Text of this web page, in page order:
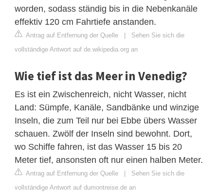
worden, sodass ständig bis in die Nebenkanäle
effektiv 120 cm Fahrtiefe anstanden.
Antrag auf Entfernung der Quelle | Sehen Sie sich die
vollständige Antwort auf de.wikipedia.org an
Wie tief ist das Meer in Venedig?
Es ist ein Zwischenreich, nicht Wasser, nicht
Land: Sümpfe, Kanäle, Sandbänke und winzige
Inseln, die zum Teil nur bei Ebbe übers Wasser
schauen. Zwölf der Inseln sind bewohnt. Dort,
wo Schiffe fahren, ist das Wasser 15 bis 20
Meter tief, ansonsten oft nur einen halben Meter.
Antrag auf Entfernung der Quelle | Sehen Sie sich die
vollständige Antwort auf dumontreise.de an